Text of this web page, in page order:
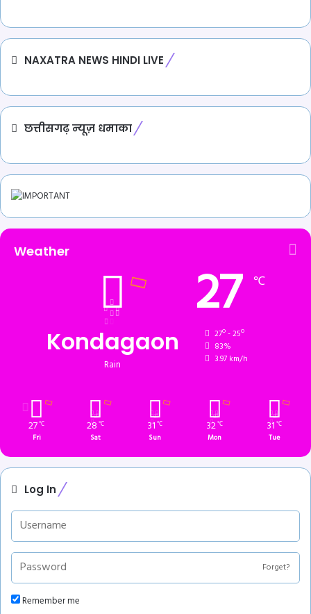
NAXATRA NEWS HINDI LIVE
छत्तीसगढ़ न्यूज़ धमाका
Weather
Kondagaon
Rain
27 ℃
27º - 25º
83%
3.97 km/h
27℃
Fri
28 ℃
Sat
31 ℃
Sun
32℃
Mon
31 ℃
Tue
Log In
Forget?
Remember me